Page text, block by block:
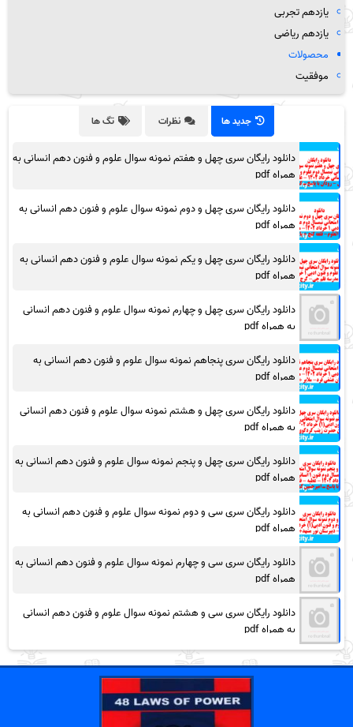
یازدهم تجربی
یازدهم ریاضی
محصولات
موفقیت
جدید ها نظرات تگ ها
دانلود رایگان سری چهل و هفتم نمونه سوال علوم و فنون دهم انسانی به
همراه pdf
دانلود رایگان سری چهل و دوم نمونه سوال علوم و فنون دهم انسانی به
همراه pdf
دانلود رایگان سری چهل و یکم نمونه سوال علوم و فنون دهم انسانی به
همراه pdf
دانلود رایگان سری چهل و چهارم نمونه سوال علوم و فنون دهم انسانی
به همراه pdf
دانلود رایگان سری پنجاهم نمونه سوال علوم و فنون دهم انسانی به
همراه pdf
دانلود رایگان سری چهل و هشتم نمونه سوال علوم و فنون دهم انسانی
به همراه pdf
دانلود رایگان سری چهل و پنجم نمونه سوال علوم و فنون دهم انسانی به
همراه pdf
دانلود رایگان سری سی و دوم نمونه سوال علوم و فنون دهم انسانی به
همراه pdf
دانلود رایگان سری سی و چهارم نمونه سوال علوم و فنون دهم انسانی به
همراه pdf
دانلود رایگان سری سی و هشتم نمونه سوال علوم و فنون دهم انسانی
به همراه pdf